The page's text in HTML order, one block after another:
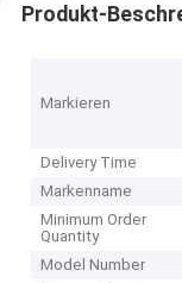
Produkt-
Markieren
Delivery Time
Markenname
Minimum Order
Quantity
Model Number